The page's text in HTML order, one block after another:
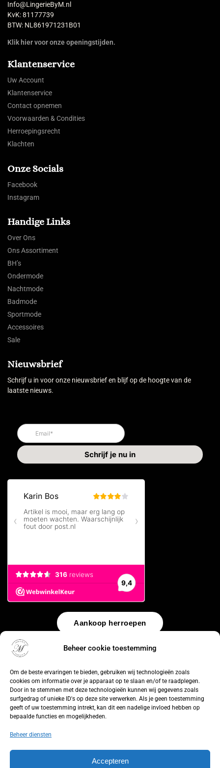
Beheer cookie toestemming
Om de beste ervaringen te bieden, gebruiken wij technologieën zoals
cookies om informatie over je apparaat op te slaan en/of te raadplegen.
Door in te stemmen met deze technologieën kunnen wij gegevens zoals
surfgedrag of unieke ID's op deze site verwerken. Als je geen toestemming
geeft of uw toestemming intrekt, kan dit een nadelige invloed hebben op
bepaalde functies en mogelijkheden.
Beheer diensten
Accepteren
Info@LingerieByM.nl
KvK: 81177739
BTW: NL861971231B01
Klik hier voor onze openingstijden.
Klantenservice
Uw Account
Klantenservice
Contact opnemen
Voorwaarden & Condities
Herroepingsrecht
Klachten
Onze Socials
Facebook
Instagram
Handige Links
Over Ons
Ons Assortiment
BH’s
Ondermode
Nachtmode
Badmode
Sportmode
Accessoires
Sale
Nieuwsbrief
Schrijf u in voor onze nieuwsbrief en blijf op de hoogte van de
laatste nieuws.
Aankoop herroepen
© 2026 by WebUnlimited–Algemene voorwaarden